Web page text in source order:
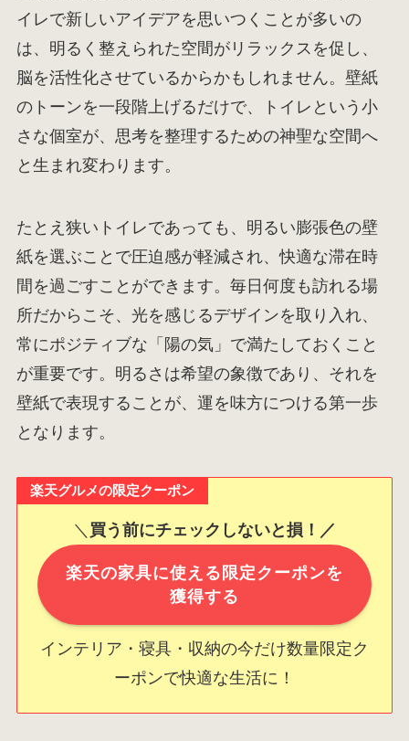
イレで新しいアイデアを思いつくことが多いの
は、明るく整えられた空間がリラックスを促し、
脳を活性化させているからかもしれません。壁紙
のトーンを一段階上げるだけで、トイレという小
さな個室が、思考を整理するための神聖な空間へ
と生まれ変わります。
たとえ狭いトイレであっても、明るい膨張色の壁
紙を選ぶことで圧迫感が軽減され、快適な滞在時
間を過ごすことができます。毎日何度も訪れる場
所だからこそ、光を感じるデザインを取り入れ、
常にポジティブな「陽の気」で満たしておくこと
が重要です。明るさは希望の象徴であり、それを
壁紙で表現することが、運を味方につける第一歩
となります。
楽天グルメの限定クーポン
＼ 買う前にチェックしないと損！／
楽天の家具に使える限定クーポンを
獲得する
インテリア・寝具・収納の今だけ数量限定ク
ーポンで快適な生活に！